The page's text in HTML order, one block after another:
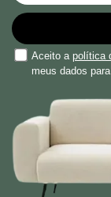
Aceito a política
meus dados